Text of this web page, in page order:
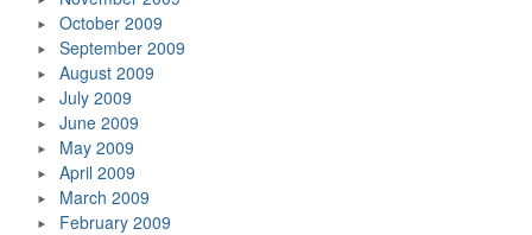
October 2009
September 2009
August 2009
July 2009
June 2009
May 2009
April 2009
March 2009
February 2009